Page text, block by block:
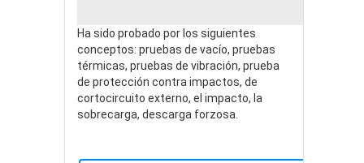
Ha sido probado por los siguientes
conceptos: pruebas de vacío, pruebas
térmicas, pruebas de vibración, prueba
de protección contra impactos, de
cortocircuito externo, el impacto, la
sobrecarga, descarga forzosa.